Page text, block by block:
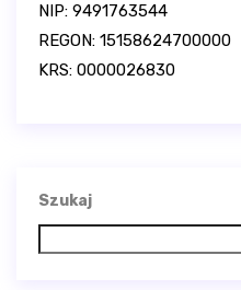
NIP: 9491763544
REGON: 15158624700000
KRS: 0000026830
Szukaj